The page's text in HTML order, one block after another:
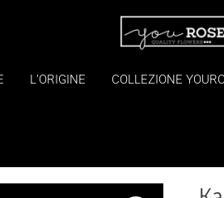
L’ORIGINE COLLEZIONE